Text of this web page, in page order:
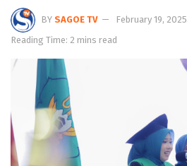
BY SAGOE TV
February 19, 2025
Reading Time: 2 mins read